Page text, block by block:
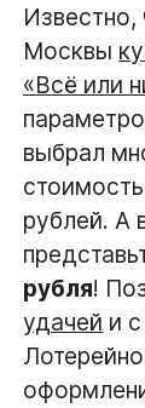
Известно,
Москвы
«Всё или
выбрал
стоимость
рублей. А
рубля!
удачей и